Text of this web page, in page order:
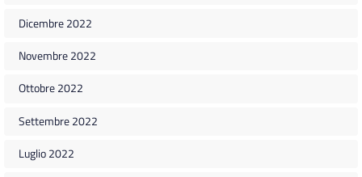
Dicembre 2022
Novembre 2022
Ottobre 2022
Settembre 2022
Luglio 2022